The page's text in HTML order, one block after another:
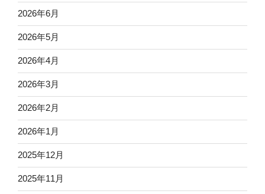
2026年6月
2026年5月
2026年4月
2026年3月
2026年2月
2026年1月
2025年12月
2025年11月